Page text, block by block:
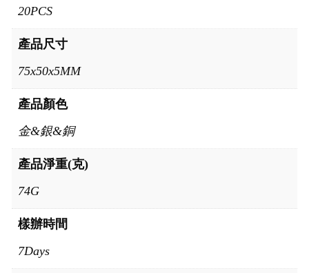
20PCS
產品尺寸
75x50x5MM
產品顏色
金&銀&銅
產品淨重(克)
74G
樣辦時間
7Days